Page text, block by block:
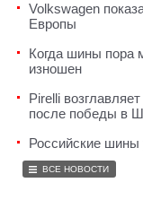
Volkswagen
Европы
Когда шины пора
изношен
Pirelli
после победы в
Российские шины
ВСЕ НОВОСТИ